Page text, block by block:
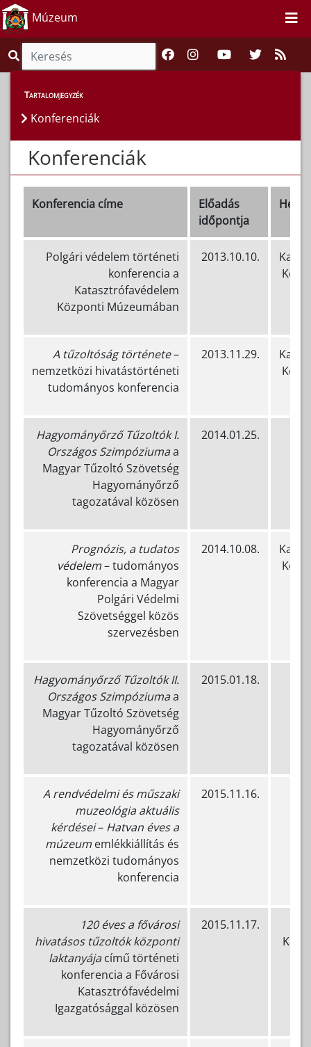
Múzeum
Programok
Tartalomjegyzék
Konferenciák
Konferenciák
Konferencia címe
Előadás
időpontja
Polgári védelem történeti
konferencia a
Katasztrófavédelem
Központi Múzeumában
2013.10.10.
A tűzoltóság története–
nemzetközi hivatástörténeti
tudományos konferencia
2013.11.29.
Hagyományőrző Tűzoltók I.
Országos Szimpóziumaa
Magyar Tűzoltó Szövetség
Hagyományőrző
tagozatával közösen
2014.01.25.
Prognózis, a tudatos
védelem– tudományos
konferencia a Magyar
Polgári Védelmi
Szövetséggel közös
szervezésben
2014.10.08.
Hagyományőrző Tűzoltók II.
Országos Szimpóziumaa
Magyar Tűzoltó Szövetség
Hagyományőrző
tagozatával közösen
2015.01.18.
A rendvédelmi és műszaki
muzeológia aktuális
kérdései– Hatvan éves a
múzeum emlékkiállítás és
nemzetközi tudományos
konferencia
2015.11.16.
120 éves a fővárosi
hivatásos tűzoltók központi
laktanyája című történeti
konferencia a Fővárosi
Katasztrófavédelmi
Igazgatósággal közösen
2015.11.17.